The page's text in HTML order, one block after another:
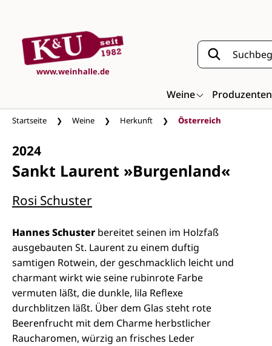
www.weinhalle.de
Weine Produzenten
Startseite Weine Herkunft Österreich
2024
Sankt Laurent »Burgenland«
Rosi Schuster
Hannes Schuster bereitet seinen im Holzfaß
ausgebauten St. Laurent zu einem duftig
samtigen Rotwein, der geschmacklich leicht und
charmant wirkt wie seine rubinrote Farbe
vermuten läßt, die dunkle, lila Reflexe
durchblitzen läßt. Über dem Glas steht rote
Beerenfrucht mit dem Charme herbstlicher
Raucharomen, würzig an frisches Leder